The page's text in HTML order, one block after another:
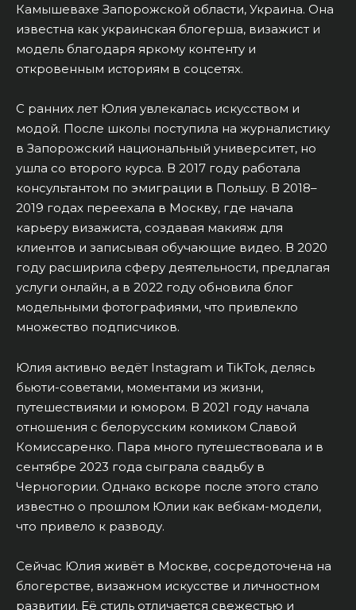
Камышевахе Запорожской области, Украина. Она
известна как украинская блогерша, визажист и
модель благодаря яркому контенту и
откровенным историям в соцсетях.
С ранних лет Юлия увлекалась искусством и
модой. После школы поступила на журналистику
в Запорожский национальный университет, но
ушла со второго курса. В 2017 году работала
консультантом по эмиграции в Польшу. В 2018–
2019 годах переехала в Москву, где начала
карьеру визажиста, создавая макияж для
клиентов и записывая обучающие видео. В 2020
году расширила сферу деятельности, предлагая
услуги онлайн, а в 2022 году обновила блог
модельными фотографиями, что привлекло
множество подписчиков.
Юлия активно ведёт Instagram и TikTok, делясь
бьюти-советами, моментами из жизни,
путешествиями и юмором. В 2021 году начала
отношения с белорусским комиком Славой
Комиссаренко. Пара много путешествовала и в
сентябре 2023 года сыграла свадьбу в
Черногории. Однако вскоре после этого стало
известно о прошлом Юлии как вебкам-модели,
что привело к разводу.
Сейчас Юлия живёт в Москве, сосредоточена на
блогерстве, визажном искусстве и личностном
развитии. Её стиль отличается свежестью и